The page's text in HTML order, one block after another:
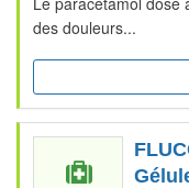
des douleurs...